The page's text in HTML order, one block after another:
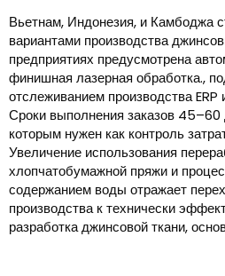
Вьетнам, Индонезия, и Камбоджа
вариантами производства
предприятиях предусмотрена
финишная лазерная обработка.,
отслеживанием производства ERP
Сроки выполнения заказов
которым нужен как контроль
Увеличение использования
хлопчатобумажной пряжи и
содержанием воды отражает
производства к технически
разработка джинсовой ткани,